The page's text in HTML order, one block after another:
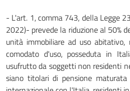
- L'art. 1, comma 743, della Legge
2022)- prevede la riduzione al 50%
unità immobiliare ad uso
comodato d'uso, posseduta in
usufrutto da soggetti non residenti
siano titolari di pensione